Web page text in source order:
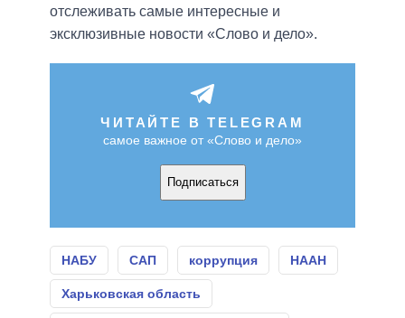
отслеживать самые интересные и
эксклюзивные новости «Слово и дело».
ЧИТАЙТЕ В TELEGRAM
самое важное от «Слово и дело»
Подписаться
НАБУ САП коррупция НААН
Харьковская область